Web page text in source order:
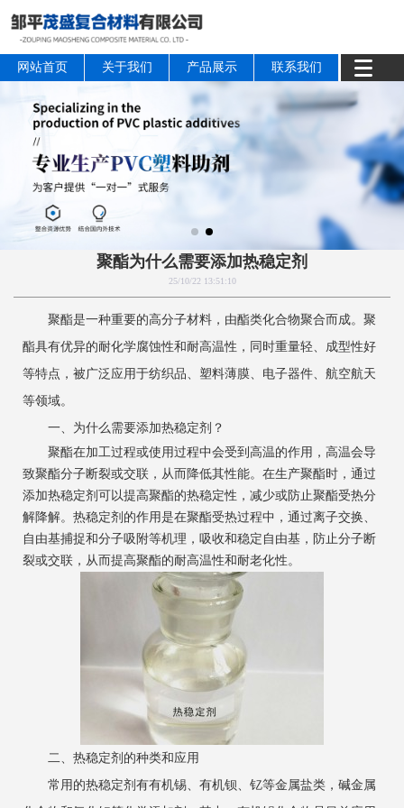
网站首页 关于我们 产品展示 联系我们
聚酯为什么需要添加热稳定剂
25/10/22 13:51:10
聚酯是一种重要的高分子材料，由酯类化合物聚合而成。聚
酯具有优异的耐化学腐蚀性和耐高温性，同时重量轻、成型性好
等特点，被广泛应用于纺织品、塑料薄膜、电子器件、航空航天
等领域。
一、为什么需要添加热稳定剂？
聚酯在加工过程或使用过程中会受到高温的作用，高温会导
致聚酯分子断裂或交联，从而降低其性能。在生产聚酯时，通过
添加热稳定剂可以提高聚酯的热稳定性，减少或防止聚酯受热分
解降解。热稳定剂的作用是在聚酯受热过程中，通过离子交换、
自由基捕捉和分子吸附等机理，吸收和稳定自由基，防止分子断
裂或交联，从而提高聚酯的耐高温性和耐老化性。
二、热稳定剂的种类和应用
常用的热稳定剂有有机锡、有机钡、钇等金属盐类，碱金属